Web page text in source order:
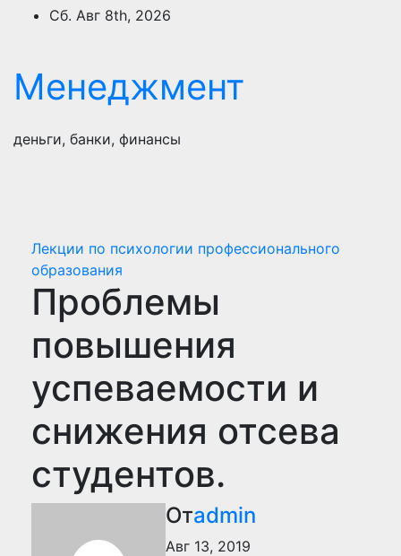
ПерейтиСб. Авг 8th, 2026
Менеджмент
деньги, банки, финансы
Лекции по психологии профессионального
образования
Проблемы
повышения
успеваемости и
снижения отсева
студентов.
Отadmin
Авг 13, 2019